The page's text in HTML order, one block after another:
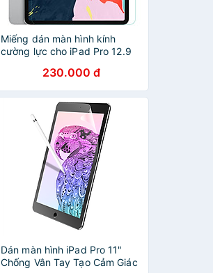
Miếng dán màn hình kính
cường lực cho iPad Pro 12.9
hiệu Nillkin Amazing H+ Pro
(mỏng 0.2 mm, vát cạnh 2.5D,
chống trầy, chống va đập) -
Hàng chính hãng
230.000 đ
Dán màn hình iPad Pro 11"
Chống Vân Tay Tạo Cảm Giác